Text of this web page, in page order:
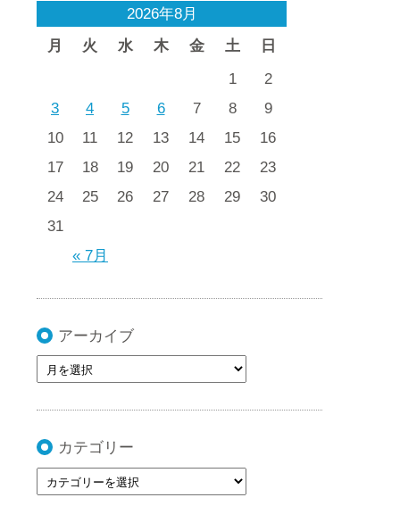
2026年8月
月
火 水 木 金 土 日
« 7月
1
2
3
4 5 6 7 8
9
10
11 12 13 14 15
16
17
18 19 20 21 22
23
24
25 26 27 28 29
30
31
アーカイブ
カテゴリー